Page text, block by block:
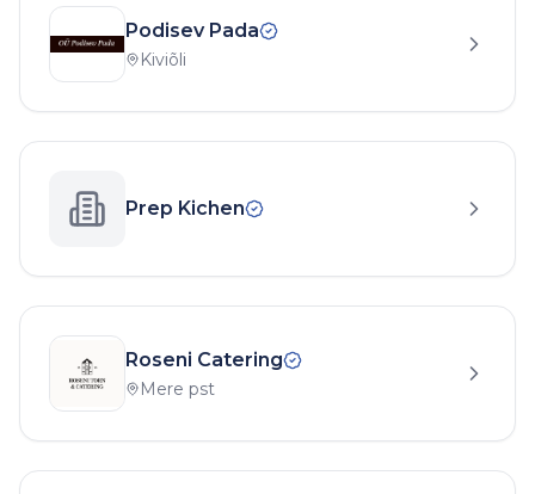
Podisev Pada
Kiviõli
Prep Kichen
Roseni Catering
Mere pst